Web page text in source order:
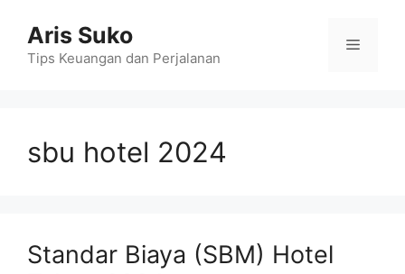
content
Aris Suko
Tips Keuangan dan Perjalanan
Menu
sbu hotel 2024
Standar Biaya (SBM) Hotel